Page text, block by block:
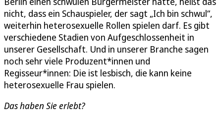
nicht, dass ein Schauspieler, der sagt „Ich bin schwul“,
weiterhin heterosexuelle Rollen spielen darf. Es gibt
verschiedene Stadien von Aufgeschlossenheit in
unserer Gesellschaft. Und in unserer Branche sagen
noch sehr viele Produzent*innen und
Regisseur*innen: Die ist lesbisch, die kann keine
heterosexuelle Frau spielen.
Das haben Sie erlebt?